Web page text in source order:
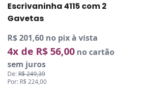
Escrivaninha 4115 com 2
Gavetas
R$ 201,60 no pix à vista
4x de R$ 56,00 no cartão
sem juros
De:R$ 249,39
Por: R$ 224,00